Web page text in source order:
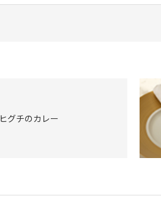
ヒグチのカレー